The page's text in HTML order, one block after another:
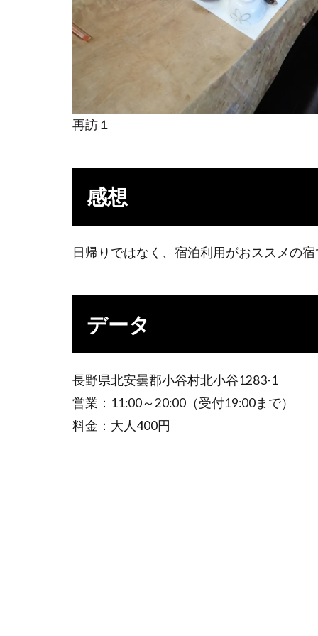
再訪１
感想
日帰りではなく、宿泊利用がおススメの
データ
長野県北安曇郡小谷村北小谷1283-1
営業：11:00～20:00（受付19:00まで）
料金：大人400円